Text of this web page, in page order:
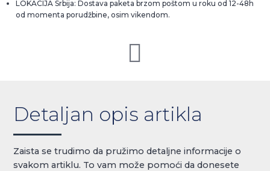
LOKACIJA Srbija: Dostava paketa brzom poštom u roku od 12-48h
od momenta porudžbine, osim vikendom.
Detaljan opis artikla
Zaista se trudimo da pružimo detaljne informacije o
svakom artiklu. To vam može pomoći da donesete